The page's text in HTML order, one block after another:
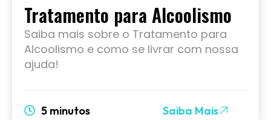
Tratamento para Alcoolismo
Saiba mais sobre o Tratamento para
Alcoolismo e como se livrar com nossa
ajuda!
5 minutos Saiba Mais